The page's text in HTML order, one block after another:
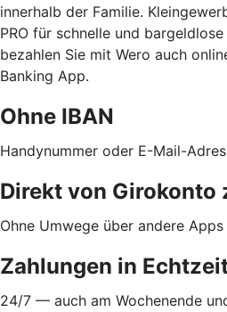
innerhalb der Familie.
PRO für schnelle und
bezahlen Sie mit Wero auch
Banking App.
Ohne IBAN
Handynummer oder E-Mail-
Direkt von Girokonto
Ohne Umwege über andere
Zahlungen in
24/7 — auch am Wochenende